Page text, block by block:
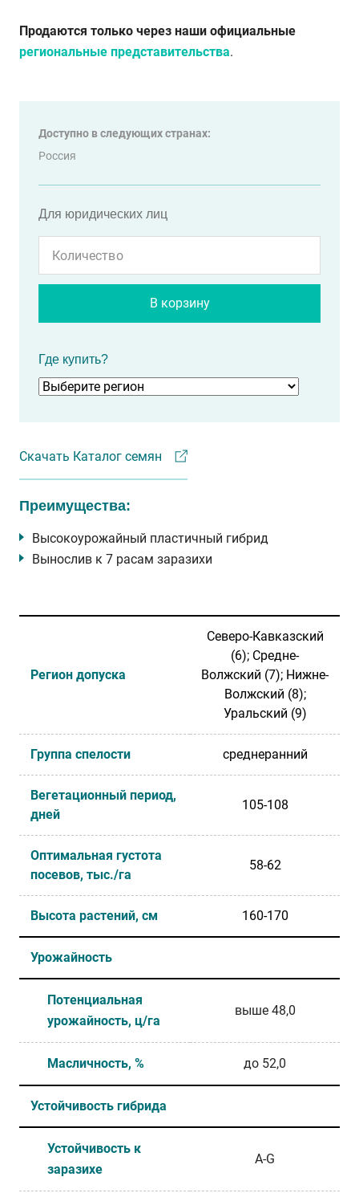
Продаются только через наши официальные
региональные представительства.
Доступно в следующих странах:
Россия
Для юридических лиц
В корзину
Где купить?
Скачать Каталог семян
Преимущества:
Высокоурожайный пластичный гибрид
Вынослив к 7 расам заразихи
Регион допуска
Северо-Кавказский
(6); Средне-
Волжский (7); Нижне-
Волжский (8);
Уральский (9)
Группа спелости среднеранний
Вегетационный период,
дней
105-108
Оптимальная густота
посевов, тыс./га
58-62
Высота растений, см 160-170
Урожайность
Потенциальная
урожайность, ц/га
выше 48,0
Масличность, % до 52,0
Устойчивость гибрида
Устойчивость к
заразихе
A-G